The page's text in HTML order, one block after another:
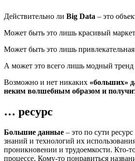
Действительно ли Big Data – это
Может быть это лишь красивый
Может быть это лишь
А может это всего лишь модный тренд
Возможно и нет никаких «больших»
неким волшебным образом и
… ресурс
Большие данные – это по сути
знаний и технологий их
проникновении и трудоемкости. Кто-
процессе. Кому-то понравиться